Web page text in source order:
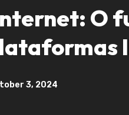
O
3, 2024